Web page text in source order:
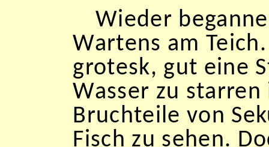
Wieder
Wartens am
grotesk, gut eine
Wasser zu
Bruchteile von
Fisch zu sehen.